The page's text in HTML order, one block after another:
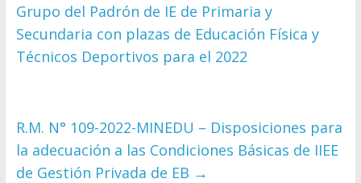
Grupo del Padrón de IE de Primaria y
Secundaria con plazas de Educación Física y
Técnicos Deportivos para el 2022
R.M. N° 109-2022-MINEDU – Disposiciones para
la adecuación a las Condiciones Básicas de IIEE
de Gestión Privada de EB →